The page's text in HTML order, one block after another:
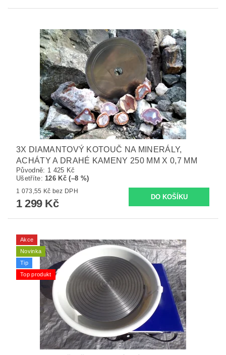
3X DIAMANTOVÝ KOTOUČ NA MINERÁLY,
ACHÁTY A DRAHÉ KAMENY 250 MM X 0,7 MM
Původně: 1 425 Kč
Ušetříte: 126 Kč (–8 %)
1 073,55 Kč bez DPH
1 299 Kč
Akce
Novinka
Tip
Top produkt